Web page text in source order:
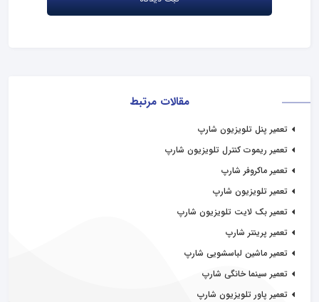
مقالات مرتبط
تعمیر پنل تلویزیون شارپ
تعمیر ریموت کنترل تلویزیون شارپ
تعمیر ماکروفر شارپ
تعمیر تلویزیون شارپ
تعمیر بک لایت تلویزیون شارپ
تعمیر پرینتر شارپ
تعمیر ماشین لباسشویی شارپ
تعمیر سینما خانگی شارپ
تعمیر پاور تلویزیون شارپ